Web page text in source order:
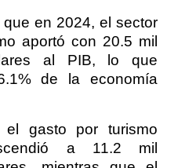
en 2024, el sector
aportó con 20.5 mil
al PIB, lo que
de la economía
gasto por turismo
a 11.2 mil